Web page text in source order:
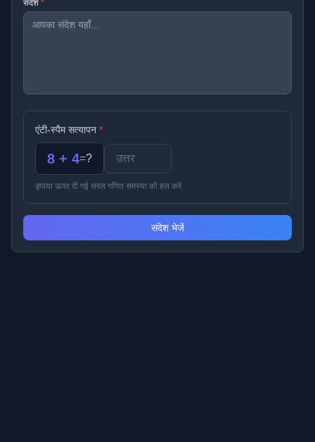
संदेश *
एंटी-स्पैम सत्यापन *
8 + 4=?
कृपया ऊपर दी गई सरल गणित समस्या को हल करें
संदेश भेजें